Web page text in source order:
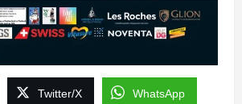
Twitter/X WhatsApp